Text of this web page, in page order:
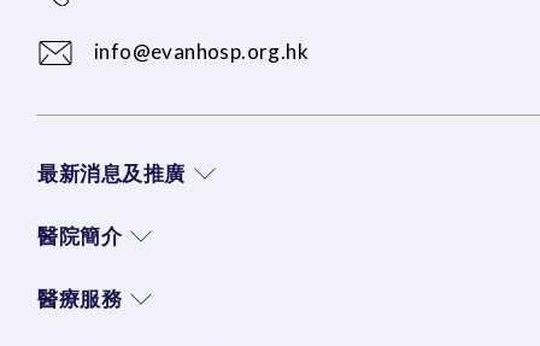
info@evanhosp.org.hk
最新消息及推廣
醫院簡介
醫療服務